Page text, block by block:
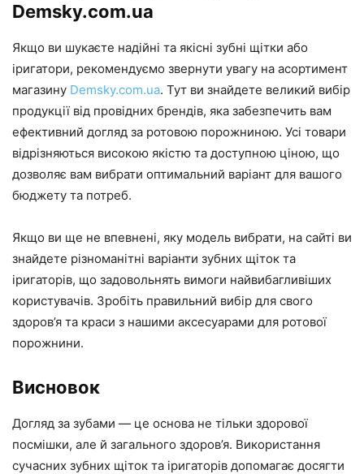
Demsky.com.ua
Якщо ви шукаєте надійні та якісні зубні щітки або
іригатори, рекомендуємо звернути увагу на асортимент
магазину Demsky.com.ua. Тут ви знайдете великий вибір
продукції від провідних брендів, яка забезпечить вам
ефективний догляд за ротовою порожниною. Усі товари
відрізняються високою якістю та доступною ціною, що
дозволяє вам вибрати оптимальний варіант для вашого
бюджету та потреб.
Якщо ви ще не впевнені, яку модель вибрати, на сайті ви
знайдете різноманітні варіанти зубних щіток та
іригаторів, що задовольнять вимоги найвибагливіших
користувачів. Зробіть правильний вибір для свого
здоров’я та краси з нашими аксесуарами для ротової
порожнини.
Висновок
Догляд за зубами — це основа не тільки здорової
посмішки, але й загального здоров’я. Використання
сучасних зубних щіток та іригаторів допомагає досягти